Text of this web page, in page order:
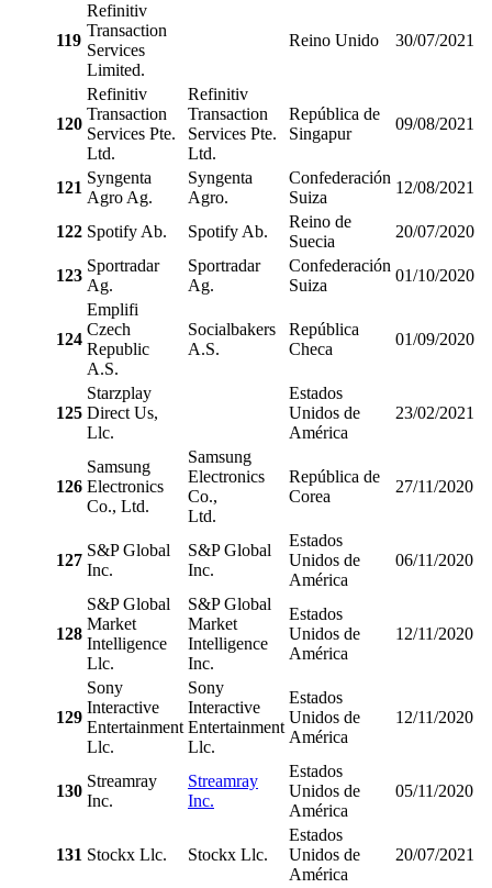
119
Refinitiv
Transaction
Services
Limited.
Reino Unido 30/07/2021
120
Refinitiv
Transaction
Services Pte.
Ltd.
Refinitiv
Transaction
Services Pte.
Ltd.
República de
Singapur
09/08/2021
121
Syngenta
Agro Ag.
Syngenta
Agro.
Confederación
Suiza
12/08/2021
122 Spotify Ab. Spotify Ab.
Reino de
Suecia
20/07/2020
123
Sportradar
Ag.
Sportradar
Ag.
Confederación
Suiza
01/10/2020
124
Emplifi
Czech
Republic
A.S.
Socialbakers
A.S.
República
Checa
01/09/2020
125
Starzplay
Direct Us,
Llc.
Estados
Unidos de
América
23/02/2021
126
Samsung
Electronics
Co., Ltd.
Samsung
Electronics
Co.,
Ltd.
República de
Corea
27/11/2020
127
S&P Global
Inc.
S&P Global
Inc.
Estados
Unidos de
América
06/11/2020
128
S&P Global
Market
Intelligence
Llc.
S&P Global
Market
Intelligence
Inc.
Estados
Unidos de
América
12/11/2020
129
Sony
Interactive
Entertainment
Llc.
Sony
Interactive
Entertainment
Llc.
Estados
Unidos de
América
12/11/2020
130
Streamray
Inc.
Streamray
Inc.
Estados
Unidos de
América
05/11/2020
131 Stockx Llc. Stockx Llc.
Estados
Unidos de
América
20/07/2021